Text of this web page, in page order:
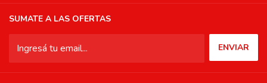
SUMATE A LAS OFERTAS